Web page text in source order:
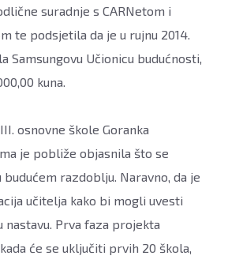
suradnje s CARNetom i
te podsjetila da je u rujnu 2014.
Samsungovu Učionicu budućnosti,
kuna.
osnovne škole Goranka
je pobliže objasnila što se
budućem razdoblju. Naravno, da je
učitelja kako bi mogli uvesti
nastavu. Prva faza projekta
će se uključiti prvih 20 škola,